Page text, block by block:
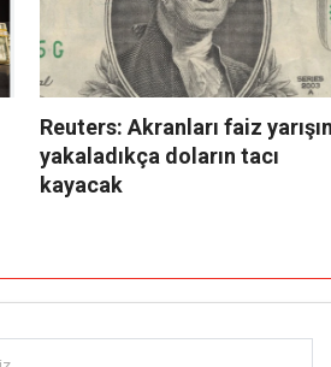
Reuters: Akranları faiz
yakaladıkça doların tacı
kayacak